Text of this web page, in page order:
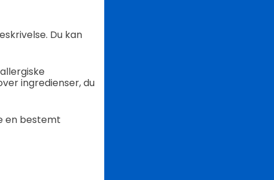
Du kan
ingredienser, du
en bestemt